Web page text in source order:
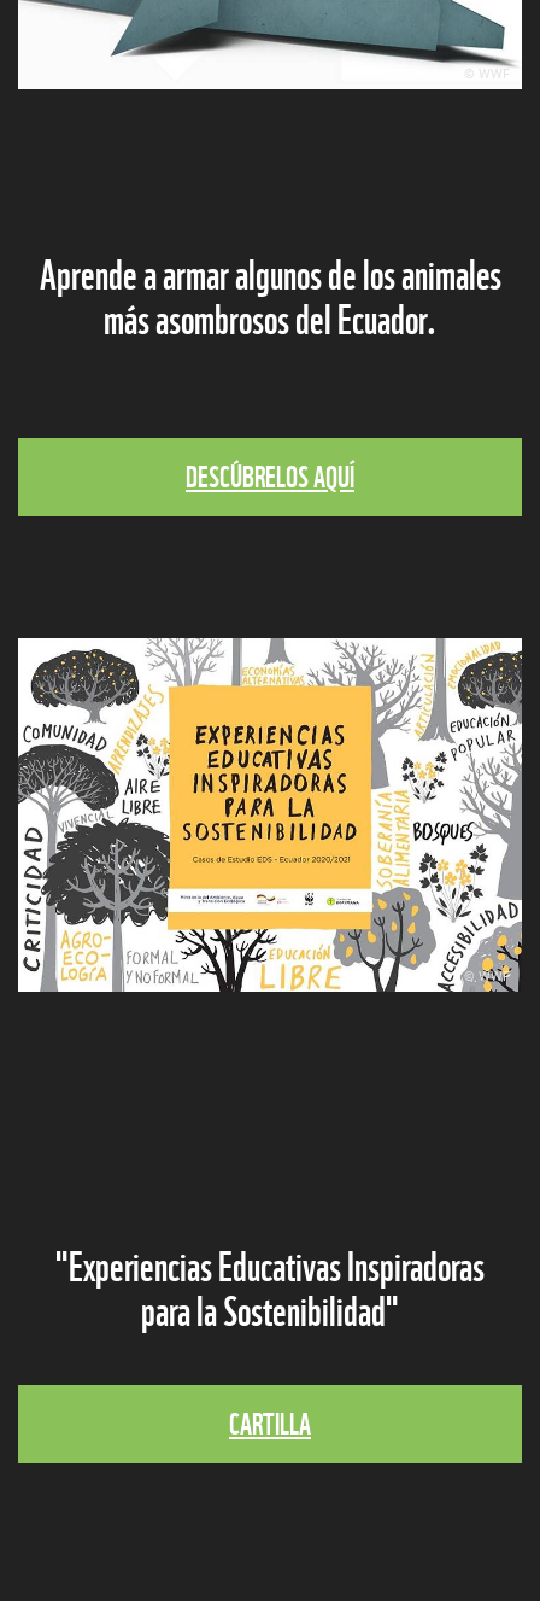
© WWF
Aprende a armar algunos de los animales
más asombrosos del Ecuador.
DESCÚBRELOS AQUÍ
© WWF
"Experiencias Educativas Inspiradoras
para la Sostenibilidad"
CARTILLA